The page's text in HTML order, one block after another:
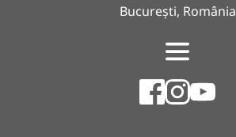
București, România